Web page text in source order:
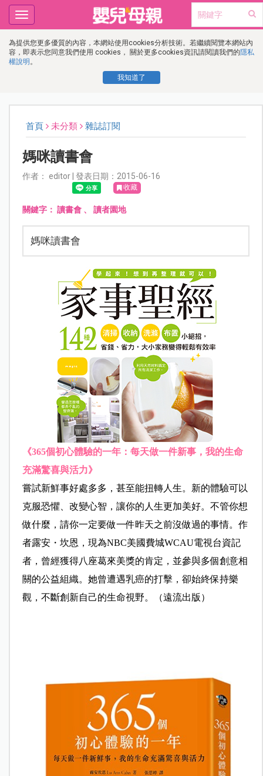
為提供您更多優質的內容，本網站使用cookies分析技術。若繼續閱覽本網站內
容，即表示您同意我們使用 cookies， 關於更多cookies資訊請閱讀我們的隱私
權說明 。
我知道了
Toggle
navigation
首頁 未分類 雜誌訂閱
媽咪讀書會
作者： editor | 發表日期：2015-06-16
收藏
關鍵字： 讀書會、 讀者園地
媽咪讀書會
《365個初心體驗的一年：每天做一件新事，我的生命
充滿驚喜與活力》
嘗試新鮮事好處多多，甚至能扭轉人生。新的體驗可以
克服恐懼、改變心智，讓你的人生更加美好。不管你想
做什麼，請你一定要做一件昨天之前沒做過的事情。作
者露安・坎恩，現為NBC美國費城WCAU電視台資記
者，曾經獲得八座葛來美獎的肯定，並參與多個創意相
關的公益組織。她曾遭遇乳癌的打擊，卻始終保持樂
觀，不斷創新自己的生命視野。（遠流出版）